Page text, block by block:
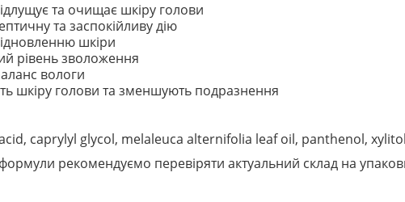
та очищає шкіру голови
та заспокійливу дію
шкіри
рівень зволоження
вологи
шкіру голови та зменшують подразнення
caprylyl glycol, melaleuca alternifolia leaf oil, panthenol,
рекомендуємо перевіряти актуальний склад на